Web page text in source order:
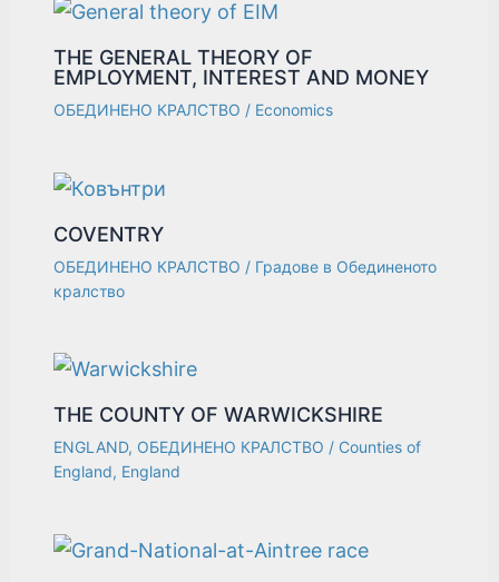
THE GENERAL THEORY OF
EMPLOYMENT, INTEREST AND MONEY
ОБЕДИНЕНО КРАЛСТВО / Economics
COVENTRY
ОБЕДИНЕНО КРАЛСТВО / Градове в Обединеното
кралство
THE COUNTY OF WARWICKSHIRE
ENGLAND, ОБЕДИНЕНО КРАЛСТВО / Counties of
England, England